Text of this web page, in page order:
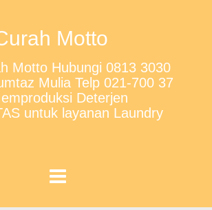
Motto
Motto Hubungi 0813 3030
Mulia Telp 021-700 37
Deterjen
untuk layanan Laundry